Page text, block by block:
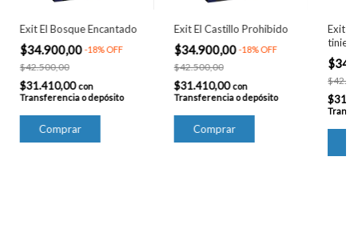
Exit El Bosque Encantado
$34.900,00-18%OFF
$42.500,00
$31.410,00con
Transferencia o depósito
Exit El Castillo Prohibido
$34.900,00-18%OFF
$42.500,00
$31.410,00con
Transferencia o depósito
Exit